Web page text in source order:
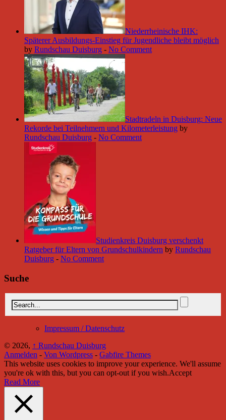
Niederrheinische IHK:
Späterer Ausbildungs-Einstieg für Jugendliche bleibt möglich
by Rundschau Duisburg - No Comment
Stadtradeln in Duisburg: Neue
Rekorde bei Teilnehmern und Kilometerleistung by
Rundschau Duisburg - No Comment
Studienkreis Duisburg verschenkt
Ratgeber für Eltern von Grundschulkindern by Rundschau
Duisburg - No Comment
Suche
Impressum / Datenschutz
© 2026, ↑ Rundschau Duisburg
Anmelden - Von Wordpress - Gabfire Themes
This website uses cookies to improve your experience. We'll assume
you're ok with this, but you can opt-out if you wish.Accept
Read More